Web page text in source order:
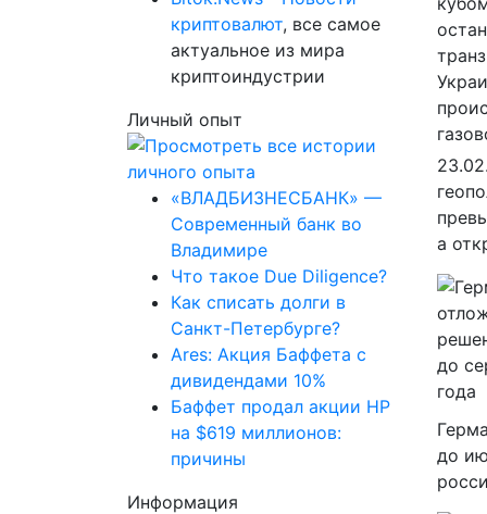
криптовалют, все самое
актуальное из мира
криптоиндустрии
Личный опыт
«ВЛАДБИЗНЕСБАНК» —
Современный банк во
Владимире
Что такое Due Diligence?
Как списать долги в
Санкт-Петербурге?
Ares: Акция Баффета с
дивидендами 10%
Баффет продал акции HP
на $619 миллионов:
причины
Информация
а
до